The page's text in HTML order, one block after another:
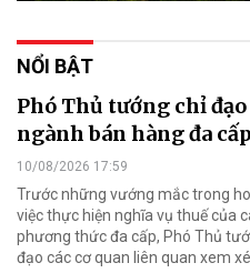
NỔI BẬT
Phó Thủ tướng chỉ
ngành bán hàng đa cấp
10/08/2026 17:59
Trước những vướng mắc trong
việc thực hiện nghĩa vụ thuế của
phương thức đa cấp, Phó Thủ
đạo các cơ quan liên quan xem